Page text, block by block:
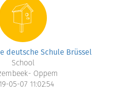
deutsche Schule Brüssel
School
Oppem
05-07 11:02:54